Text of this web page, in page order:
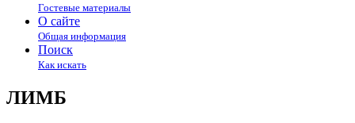
Гостевые материалы
О сайте
Общая информация
Поиск
Как искать
ЛИМБ